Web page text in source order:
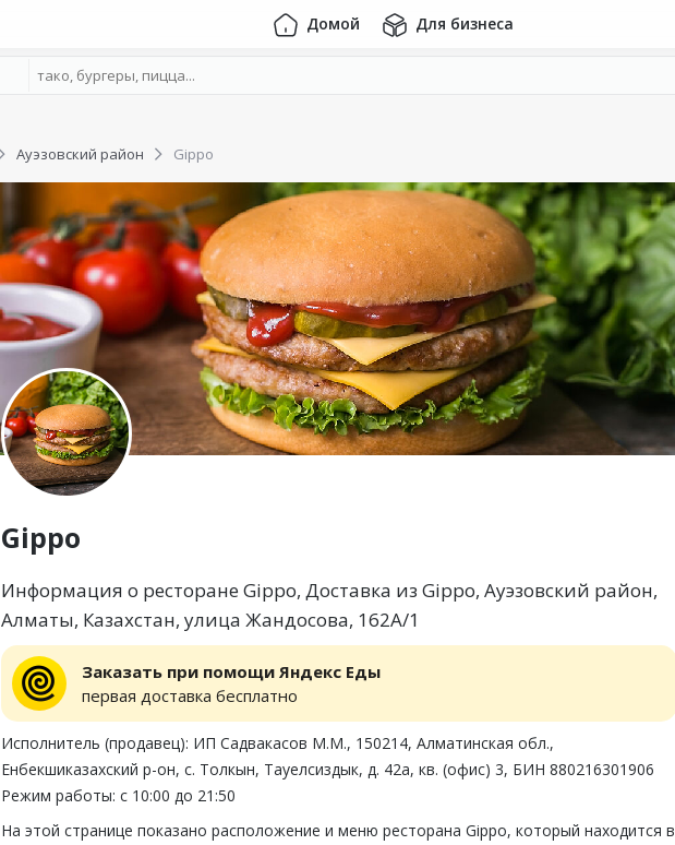
Домой Для бизнеса
Ауэзовский район Gippo
Gippo
Информация о ресторане Gippo, Доставка из Gippo, Ауэзовский район,
Алматы, Казахстан, улица Жандосова, 162А/1
Заказать при помощи Яндекс Еды
первая доставка бесплатно
Исполнитель (продавец): ИП Садвакасов М.М., 150214, Алматинская обл.,
Енбекшиказахский р-он, с. Толкын, Тауелсиздык, д. 42a, кв. (офис) 3, БИН 880216301906
Режим работы: с 10:00 до 21:50
На этой странице показано расположение и меню ресторана Gippo, который находится в